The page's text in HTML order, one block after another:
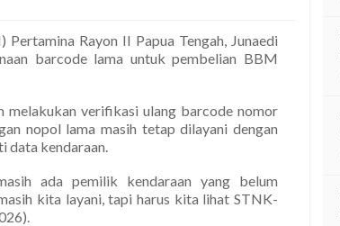
Rayon II Papua Tengah, Junaedi
barcode lama untuk pembelian BBM
melakukan verifikasi ulang barcode nomor
nopol lama masih tetap dilayani dengan
data kendaraan.
ada pemilik kendaraan yang belum
kita layani, tapi harus kita lihat STNK-